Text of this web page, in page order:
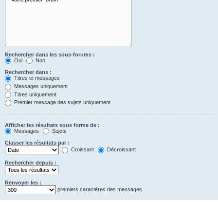
Rechercher dans les sous-forums :
Oui
Non
Rechercher dans :
Titres et messages
Messages uniquement
Titres uniquement
Premier message des sujets uniquement
Afficher les résultats sous forme de :
Messages
Sujets
Classer les résultats par :
Croissant
Décroissant
Rechercher depuis :
Renvoyer les :
premiers caractères des messages